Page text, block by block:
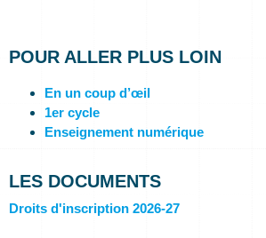
POUR ALLER PLUS LOIN
En un coup d’œil
1er cycle
Enseignement numérique
LES DOCUMENTS
Droits d'inscription 2026-27